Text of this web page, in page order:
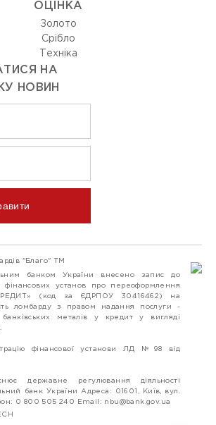
ОЦIНКА
Золото
Срiбло
Технiка
НА
НОВИН
"Благо" ТМ
банком України внесено запис до
фінансових установ про переоформлення
(код за ЄДРПОУ 30416462) на
ломбарду з правом надання послуги -
металів у кредит у вигляді
фінансової установи ЛД №98 від
державне регулювання діяльності
банк України Адреса: 01601, Київ, вул.
0 800 505 240 Email: nbu@bank.gov.ua